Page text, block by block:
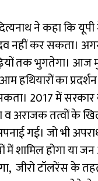
ने कहा कि
नहीं कर सकता।
तक भुगतेगा। आज
हथियारों का
2017 में
व अराजक तत्वों के
गई। जो भी
में शामिल होगा या
जीरो टॉलरेंस के तहत